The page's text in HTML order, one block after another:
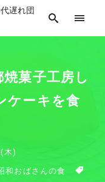
遅れ団
焼菓子工房し
ーキを食
木)
和おばさんの食